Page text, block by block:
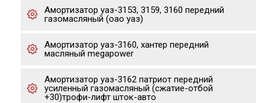
Амортизатор уаз-3153, 3159, 3160 передний
газомасляный (оао уаз)
Амортизатор уаз-3160, хантер передний
масляный megapower
Амортизатор уаз-3162 патриот передний
усиленный газомасляный (сжатие-отбой
+30)трофи-лифт шток-авто